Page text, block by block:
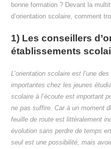
bonne formation ? Devant la
d’orientation scolaire, comment
1) Les conseillers
établissements
L’orientation scolaire est l’une
importantes chez les jeunes
scolaire à l’écoute est important
ne pas suffire. Car à un moment
feuille de route est littéralement
évolution sans perdre de temps
seul est une possibilité, mais